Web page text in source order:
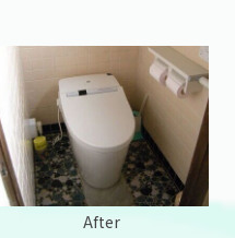
After